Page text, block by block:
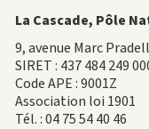
La Cascade, Pôle
9, avenue Marc
SIRET : 437 484 249
Code APE : 9001Z
Association loi 1901
Tél. : 04 75 54 40 46